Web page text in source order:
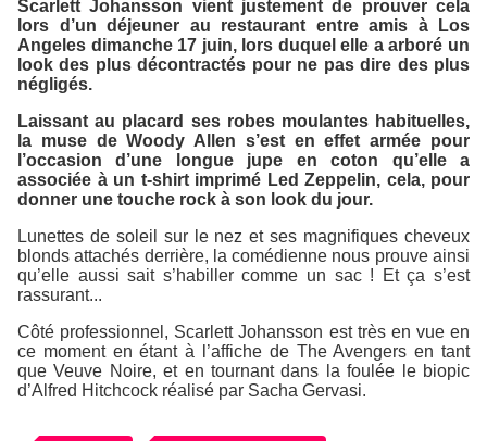
Scarlett Johansson vient justement de prouver cela
lors d’un déjeuner au restaurant entre amis à Los
Angeles dimanche 17 juin, lors duquel elle a arboré un
look des plus décontractés pour ne pas dire des plus
négligés.
Laissant au placard ses robes moulantes habituelles,
la muse de Woody Allen s’est en effet armée pour
l’occasion d’une longue jupe en coton qu’elle a
associée à un t-shirt imprimé Led Zeppelin, cela, pour
donner une touche rock à son look du jour.
Lunettes de soleil sur le nez et ses magnifiques cheveux
blonds attachés derrière, la comédienne nous prouve ainsi
qu’elle aussi sait s’habiller comme un sac ! Et ça s’est
rassurant...
Côté professionnel, Scarlett Johansson est très en vue en
ce moment en étant à l’affiche de The Avengers en tant
que Veuve Noire, et en tournant dans la foulée le biopic
d’Alfred Hitchcock réalisé par Sacha Gervasi.